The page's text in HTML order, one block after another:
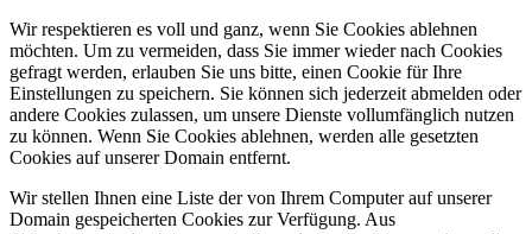
Wir respektieren es voll und ganz, wenn Sie Cookies ablehnen
möchten. Um zu vermeiden, dass Sie immer wieder nach Cookies
gefragt werden, erlauben Sie uns bitte, einen Cookie für Ihre
Einstellungen zu speichern. Sie können sich jederzeit abmelden oder
andere Cookies zulassen, um unsere Dienste vollumfänglich nutzen
zu können. Wenn Sie Cookies ablehnen, werden alle gesetzten
Cookies auf unserer Domain entfernt.
Wir stellen Ihnen eine Liste der von Ihrem Computer auf unserer
Domain gespeicherten Cookies zur Verfügung. Aus